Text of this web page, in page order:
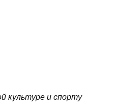
культуре и спорту